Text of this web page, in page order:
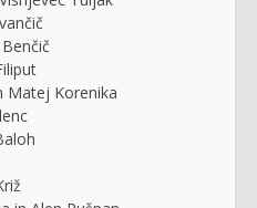
Matej Korenika